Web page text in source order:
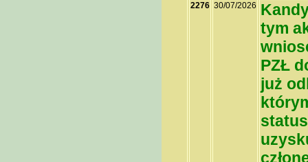
2276 30/07/2026
tym
PZŁ
już